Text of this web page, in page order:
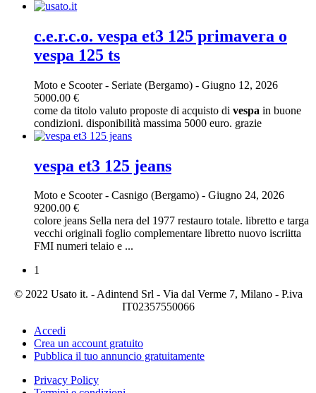
c.e.r.c.o. vespa et3 125 primavera o
vespa 125 ts
Moto e Scooter- Seriate (Bergamo) - Giugno 12, 2026
5000.00 €
come da titolo valuto proposte di acquisto di vespa in buone
condizioni. disponibilità massima 5000 euro. grazie
vespa et3 125 jeans
Moto e Scooter- Casnigo (Bergamo) - Giugno 24, 2026
9200.00 €
colore jeans Sella nera del 1977 restauro totale. libretto e targa
vecchi originali foglio complementare libretto nuovo iscriitta
FMI numeri telaio e ...
1
© 2022 Usato it. - Adintend Srl - Via dal Verme 7, Milano - P.iva
IT02357550066
Accedi
Crea un account gratuito
Pubblica il tuo annuncio gratuitamente
Privacy Policy